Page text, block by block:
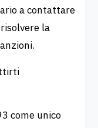
a contattare
la
come unico